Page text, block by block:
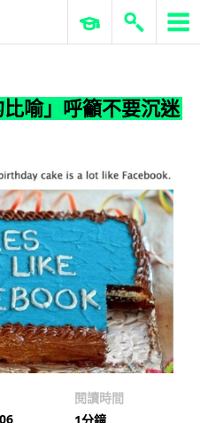
ERP 與商業 AI
喻」呼籲不要沉迷
閱讀時間